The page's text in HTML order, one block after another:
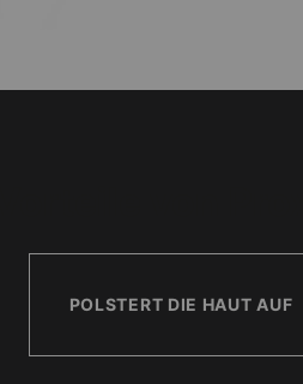
POLSTERT DIE HAUT AUF